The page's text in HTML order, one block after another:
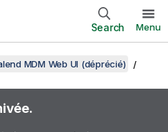
Search Menu
MDM Web UI (déprécié)